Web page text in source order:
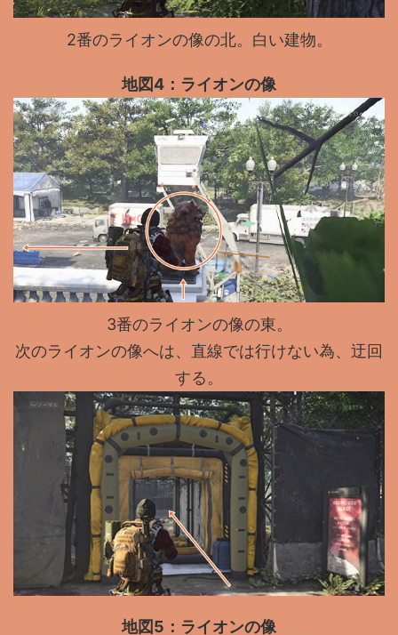
2番のライオンの像の北。白い建物。
地図4：ライオンの像
3番のライオンの像の東。
次のライオンの像へは、直線では行けない為、迂回
する。
地図5：ライオンの像